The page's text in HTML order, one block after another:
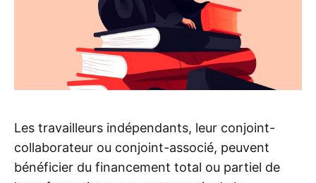
Les travailleurs indépendants, leur conjoint-
collaborateur ou conjoint-associé, peuvent
bénéficier du financement total ou partiel de